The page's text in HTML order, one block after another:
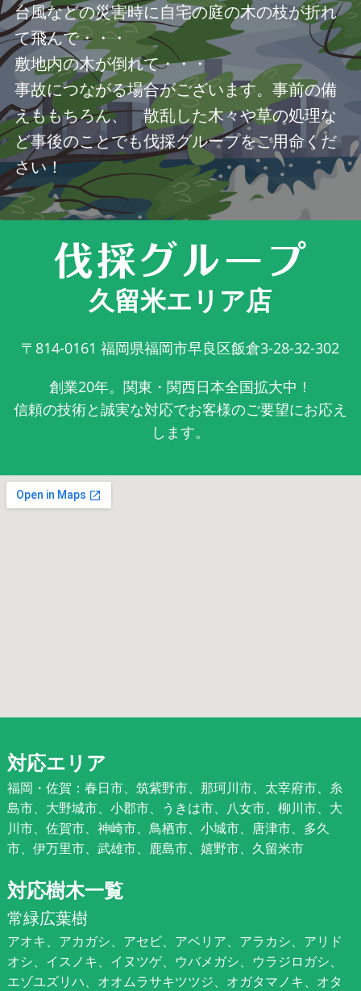
台風などの災害時に自宅の庭の木の枝が折れ
て飛んで・・・
敷地内の木が倒れて・・・
事故につながる場合がございます。事前の備
えももちろん、 散乱した木々や草の処理な
ど事後のことでも伐採グループをご用命くだ
さい！
久留米エリア店
〒814-0161 福岡県福岡市早良区飯倉3-28-32-302
創業20年。関東・関西日本全国拡大中！
信頼の技術と誠実な対応でお客様のご要望にお応え
します。
対応エリア
福岡・佐賀：春日市、筑紫野市、那珂川市、太宰府市、糸
島市、大野城市、小郡市、うきは市、八女市、柳川市、大
川市、佐賀市、神崎市、鳥栖市、小城市、唐津市、多久
市、伊万里市、武雄市、鹿島市、嬉野市、久留米市
対応樹木一覧
常緑広葉樹
アオキ、アカガシ、アセビ、アベリア、アラカシ、アリド
オシ、イスノキ、イヌツゲ、ウバメガシ、ウラジロガシ、
エゾユズリハ、オオムラサキツツジ、オガタマノキ、オタ